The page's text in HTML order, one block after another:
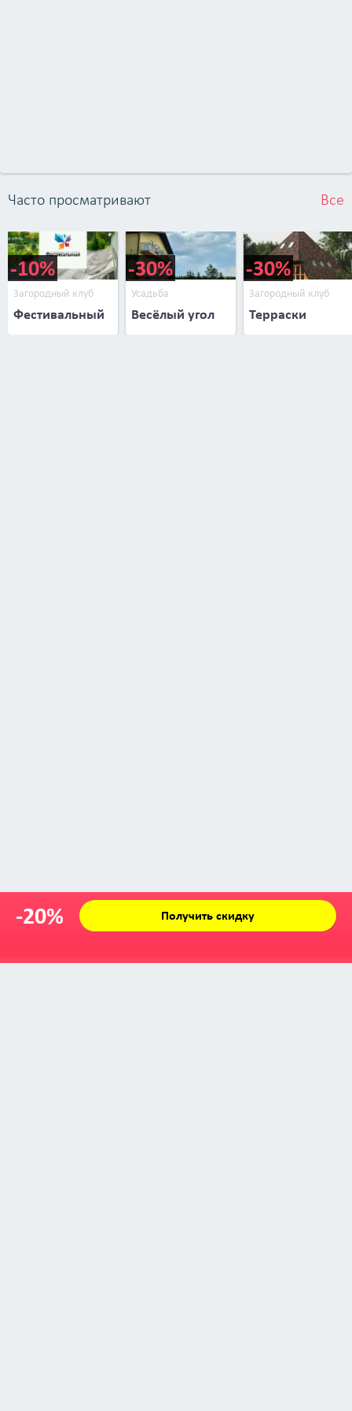
-20% Получить скидку
Часто просматривают Все
-10%
Загородный клуб
Фестивальный
-30%
Усадьба
Весёлый угол
-30%
Загородный клуб
Терраски